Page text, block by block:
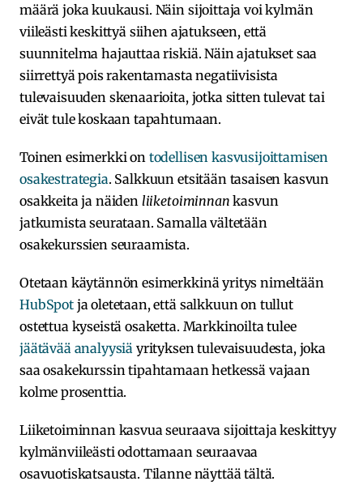
määrä joka kuukausi. Näin sijoittaja voi kylmän
viileästi keskittyä siihen ajatukseen, että
suunnitelma hajauttaa riskiä. Näin ajatukset saa
siirrettyä pois rakentamasta negatiivisista
tulevaisuuden skenaarioita, jotka sitten tulevat tai
eivät tule koskaan tapahtumaan.
Toinen esimerkki on todellisen kasvusijoittamisen
osakestrategia. Salkkuun etsitään tasaisen kasvun
osakkeita ja näiden liiketoiminnankasvun
jatkumista seurataan. Samalla vältetään
osakekurssien seuraamista.
Otetaan käytännön esimerkkinä yritys nimeltään
HubSpotja oletetaan, että salkkuun on tullut
ostettua kyseistä osaketta. Markkinoilta tulee
jäätävää analyysiä yrityksen tulevaisuudesta, joka
saa osakekurssin tipahtamaan hetkessä vajaan
kolme prosenttia.
Liiketoiminnan kasvua seuraava sijoittaja keskittyy
kylmänviileästi odottamaan seuraavaa
osavuotiskatsausta. Tilanne näyttää tältä.